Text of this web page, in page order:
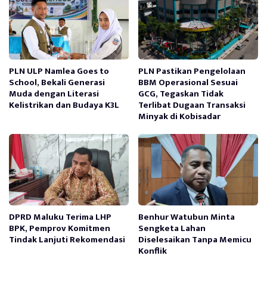
PLN ULP Namlea Goes to
School, Bekali Generasi
Muda dengan Literasi
Kelistrikan dan Budaya K3L
PLN Pastikan Pengelolaan
BBM Operasional Sesuai
GCG, Tegaskan Tidak
Terlibat Dugaan Transaksi
Minyak di Kobisadar
DPRD Maluku Terima LHP
BPK, Pemprov Komitmen
Tindak Lanjuti Rekomendasi
Benhur Watubun Minta
Sengketa Lahan
Diselesaikan Tanpa Memicu
Konflik